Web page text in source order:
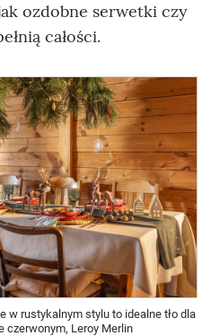
ozdobne serwetki czy
całości.
w rustykalnym stylu to idealne tło dla
czerwonym, Leroy Merlin